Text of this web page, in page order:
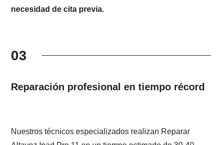
necesidad de cita previa.
03
Reparación profesional en tiempo récord
Nuestros técnicos especializados realizan Reparar